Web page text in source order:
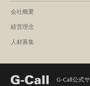
会社概要
経営理念
人材募集
G-Call公式